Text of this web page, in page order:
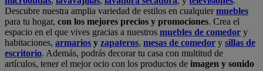
Conforama solo comercializa a través de su website o, físicamente,
en sus tiendas de sofás.
Alcalá de Guadaíra,Alcalá de Henares,Alcorcón,Alfafar ,Alicante,
Arinaga,Asturias,Badalona,Barakaldo,Barcelona,Burjassot
Castellón ,Chafiras,Cordoba,Elche ,Finestrat, Granada,Huércal de